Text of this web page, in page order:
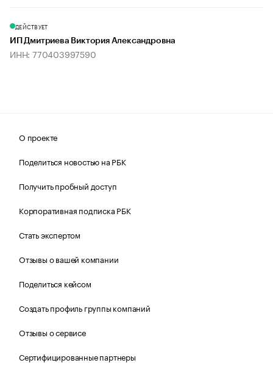
ДЕЙСТВУЕТ
ИП Дмитриева Виктория Александровна
ИНН: 770403997590
О проекте
Поделиться новостью на РБК
Получить пробный доступ
Корпоративная подписка РБК
Стать экспертом
Отзывы о вашей компании
Поделиться кейсом
Создать профиль группы компаний
Отзывы о сервисе
Сертифицированные партнеры